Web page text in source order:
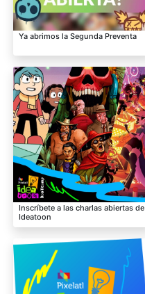
Ya abrimos la Segunda Preventa
Inscríbete a las charlas abiertas de
Ideatoon